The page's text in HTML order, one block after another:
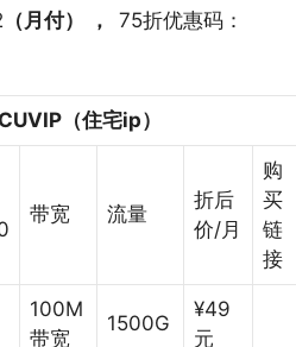
（月付） ， 75折优惠码：
（住宅ip）
带宽 流量
折后
价/月
购
买
链
接
100M
带宽
1500G
¥49
元